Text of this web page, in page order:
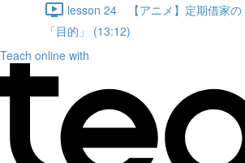
lesson 24 【アニメ】定期借家の
「目的」 (13:12)
Teach online with